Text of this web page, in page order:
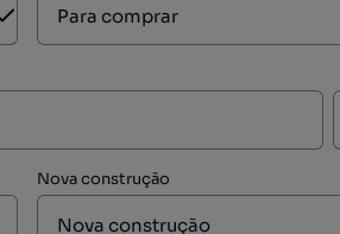
Aberto
Nova construção